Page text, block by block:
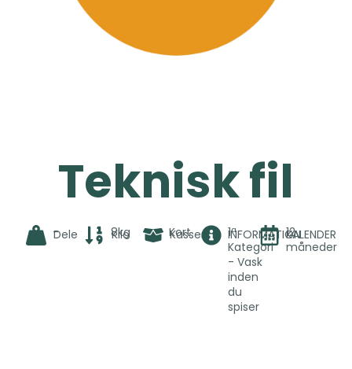
Teknisk fil
Dele
- Kilo
8kg Kasser
Kort INFORMATION
1ª
Kategori
- Vask
inden
du
spiser
KALENDER
12
måneder